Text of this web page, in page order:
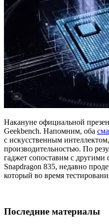
Накануне официальной
Geekbench. Напомним, оба
с искусственным
производительностью. По
гаджет сопоставим с другими
Snapdragon 835, недавно
который во время
Последние материалы